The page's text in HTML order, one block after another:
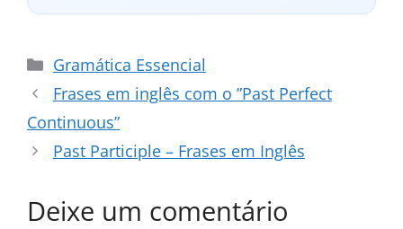
Categorias
Gramática Essencial
Frases em inglês com o ”Past Perfect
Continuous”
Past Participle – Frases em Inglês
Deixe um comentário